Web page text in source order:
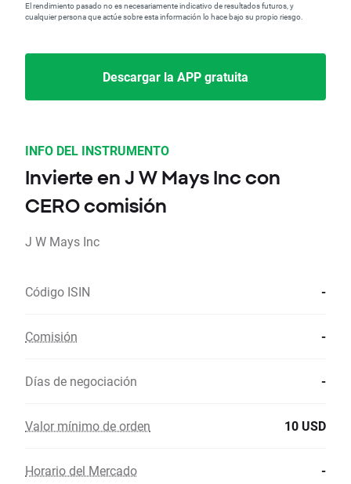
El rendimiento pasado no es necesariamente indicativo de resultados futuros, y
cualquier persona que actúe sobre esta información lo hace bajo su propio riesgo.
Descargar la APP gratuita
INFO DEL INSTRUMENTO
Invierte en J W Mays Inc con
CERO comisión
J W Mays Inc
Código ISIN -
Comisión -
Días de negociación -
Valor mínimo de orden 10 USD
Horario del Mercado -